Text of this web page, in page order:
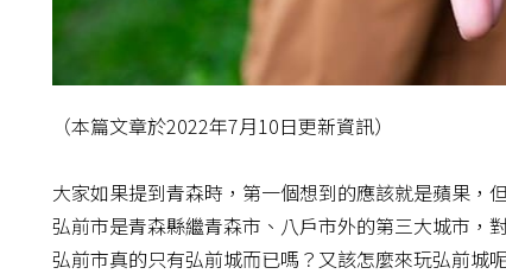
（本篇文章於2022年7月10日更新資訊）
大家如果提到青森時，第一個想到的應該就是蘋果，
弘前市是青森縣繼青森市、八戶市外的第三大城市，
弘前市真的只有弘前城而已嗎？又該怎麼來玩弘前城